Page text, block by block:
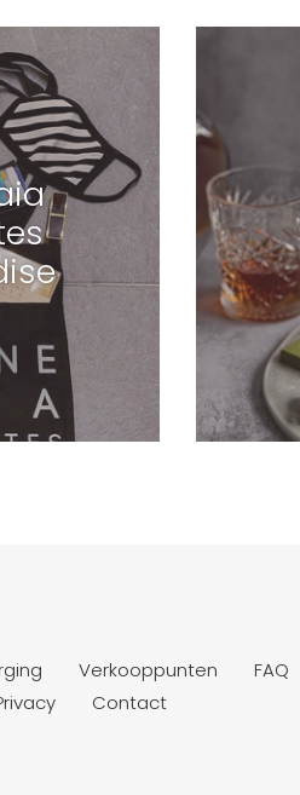
Verkooppunten FAQ
Contact